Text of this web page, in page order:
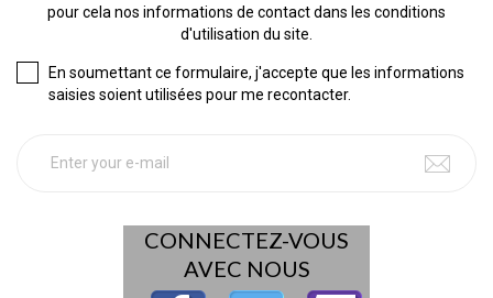
pour cela nos informations de contact dans les conditions
d'utilisation du site.
En soumettant ce formulaire, j'accepte que les informations
saisies soient utilisées pour me recontacter.
CONNECTEZ-VOUS
AVEC NOUS